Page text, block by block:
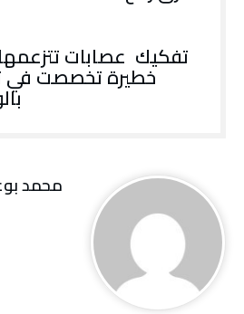
تفكيك عصابات
خطيرة تخصصت في
محمد